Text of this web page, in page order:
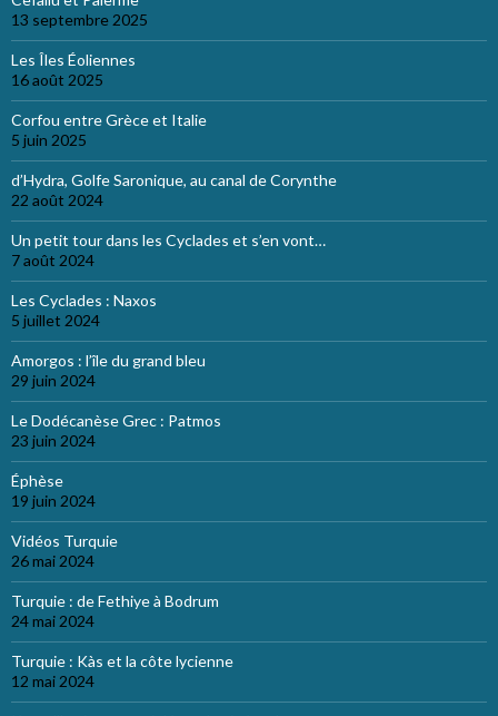
13 septembre 2025
Les Îles Éoliennes
16 août 2025
Corfou entre Grèce et Italie
5 juin 2025
d’Hydra, Golfe Saronique, au canal de Corynthe
22 août 2024
Un petit tour dans les Cyclades et s’en vont…
7 août 2024
Les Cyclades : Naxos
5 juillet 2024
Amorgos : l’île du grand bleu
29 juin 2024
Le Dodécanèse Grec : Patmos
23 juin 2024
Éphèse
19 juin 2024
Vidéos Turquie
26 mai 2024
Turquie : de Fethiye à Bodrum
24 mai 2024
Turquie : Kàs et la côte lycienne
12 mai 2024